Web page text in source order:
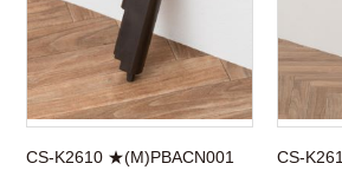
CS-K2610 ★(M)PBACN001
CS-